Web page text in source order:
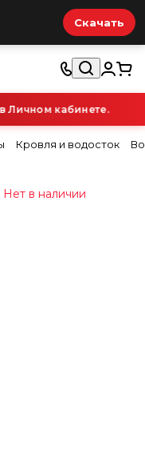
Скачать
кабинете.
Кровля и водосток
Нет в наличии